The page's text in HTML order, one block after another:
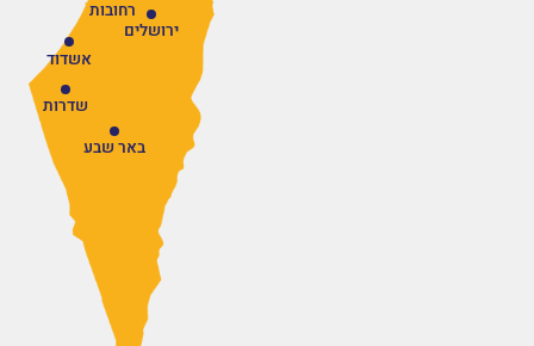
רחובות
ירושלים
באר שבע
אשדוד
שדרות